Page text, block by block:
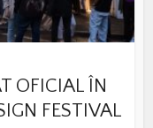
OFICIAL ÎN
FESTIVAL